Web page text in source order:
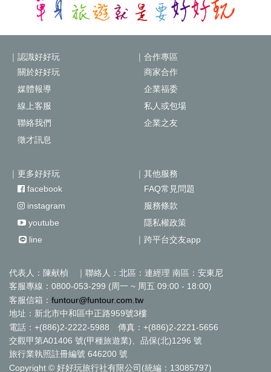
｜認識好好玩
關於好好玩
媒體報導
線上客服
聯絡我們
徵才訊息
｜合作專區
商家合作
企業福委
私人或包場
企業之友
｜更多好好玩
facebook
instagram
youtube
line
｜其他服務
FAQ常見問題
服務條款
隱私權政策
｜跨平台交友app
代表人：陳献楨 ｜聯絡人：北區：連經理 南區：安東尼
客服專線：0800-053-299 (周一 ~ 周五 09:00 - 18:00)
客服信箱： funtour@funtour.com.tw
地址：新北市中和區中正路959號3樓
電話：+(886)2-2222-5988 傳真：+(886)2-2221-5656
交觀甲第A01406 號(甲種旅遊業)、品保(北)1296 號
旅行業執照註冊編號 646200 號
Copyright © 好好玩旅行社有限公司(統編：13085797)